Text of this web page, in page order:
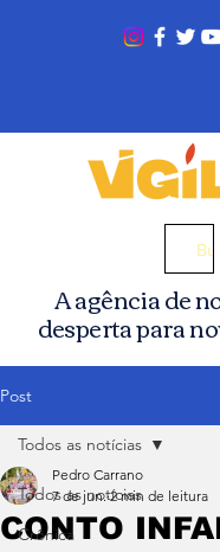
A agência de
desperta para
Post
Todos as notícias
Crônica
Todos as notícias
CONTO
Pedro Carrano
7 de jun. 2 min de leitura